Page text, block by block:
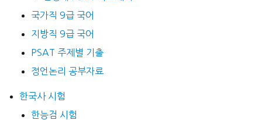
국가직 9급 국어
지방직 9급 국어
PSAT 주제별 기출
정언논리 공부자료
한국사 시험
한능검 시험